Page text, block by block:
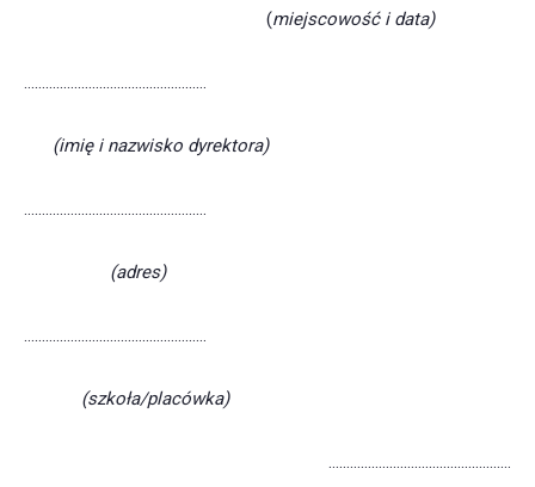
(miejscowość i data)
……………………………………………
(imię i nazwisko dyrektora)
……………………………………………
(adres)
……………………………………………
(szkoła/placówka)
……………………………………………